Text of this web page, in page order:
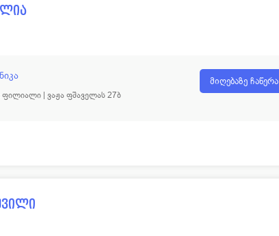
რენტგენოლოგი
| ვაჟა ფშაველას 27ბ
მიღებაზე ჩაწერა